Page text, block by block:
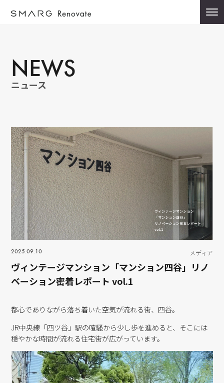
NEWS
ニュース
2025.09.10 メディア
ヴィンテージマンション「マンション四谷」リノ
ベーション密着レポート vol.1
都心でありながら落ち着いた空気が流れる街、四谷。
JR中央線「四ツ谷」駅の喧騒から少し歩を進めると、そこには
穏やかな時間が流れる住宅街が広がっています。